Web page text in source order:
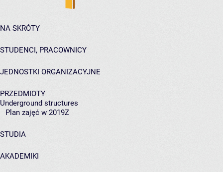
NA SKRÓTY
STUDENCI, PRACOWNICY
JEDNOSTKI ORGANIZACYJNE
PRZEDMIOTY
Underground structures
Plan zajęć w 2019Z
STUDIA
AKADEMIKI